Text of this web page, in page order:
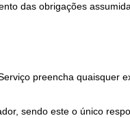
das obrigações
preencha quaisquer
sendo este o único